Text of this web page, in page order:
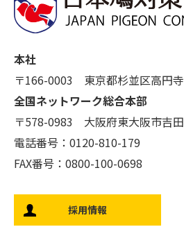
本社
〒166-0003 東京都杉並区高円
全国ネットワーク総合本部
〒578-0983 大阪府東大阪市吉
電話番号：0120-810-179
FAX番号：0800-100-0698
採用情報